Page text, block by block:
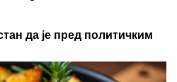
Oštećena fasada zgrade